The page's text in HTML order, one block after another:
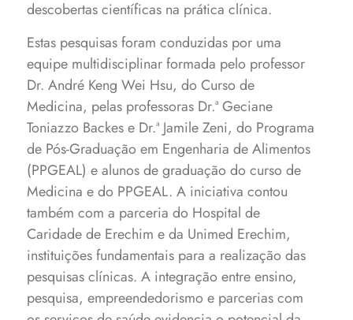
descobertas científicas na prática clínica.
Estas pesquisas foram conduzidas por uma
equipe multidisciplinar formada pelo professor
Dr. André Keng Wei Hsu, do Curso de
Medicina, pelas professoras Dr.ª Geciane
Toniazzo Backes e Dr.ª Jamile Zeni, do Programa
de Pós-Graduação em Engenharia de Alimentos
(PPGEAL) e alunos de graduação do curso de
Medicina e do PPGEAL. A iniciativa contou
também com a parceria do Hospital de
Caridade de Erechim e da Unimed Erechim,
instituições fundamentais para a realização das
pesquisas clínicas. A integração entre ensino,
pesquisa, empreendedorismo e parcerias com